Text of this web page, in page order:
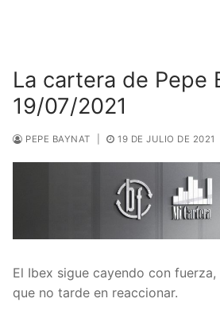
La cartera de Pepe
19/07/2021
PEPE BAYNAT 19 DE JULIO DE 2021
El Ibex sigue cayendo con
que no tarde en reaccionar.